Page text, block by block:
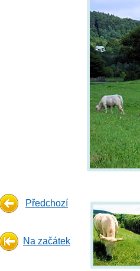
Předchozí
Na začátek